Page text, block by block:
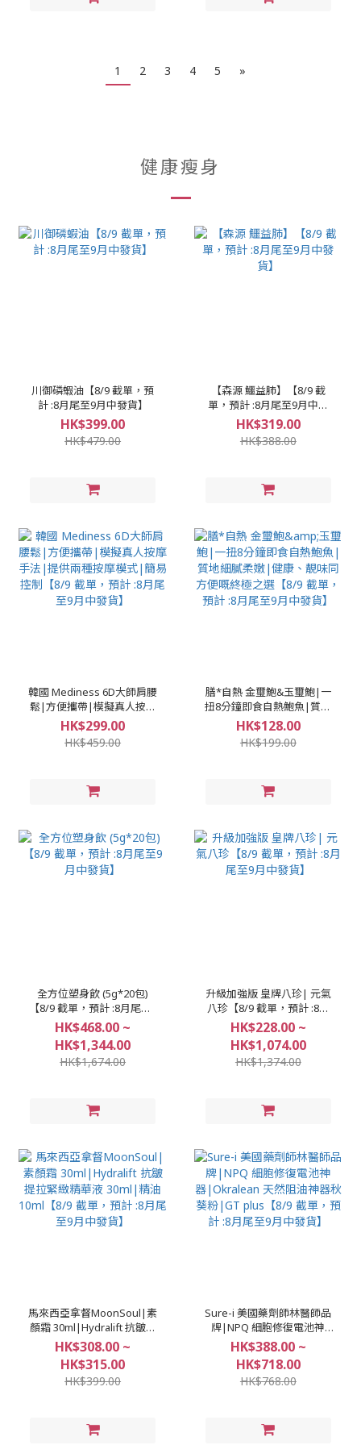
1 2 3 4 5 »
健康瘦身
川御磷蝦油【8/9 截單，預
計 :8月尾至9月中發貨】
HK$399.00
HK$479.00
【森源 鱷益肺】【8/9 截
單，預計 :8月尾至9月中發
貨】
HK$319.00
HK$388.00
韓國 Mediness 6D大師肩腰
鬆|方便攜帶|模擬真人按摩
手法|提供兩種按摩模式|簡
易控制【8/9 截單，預計 :8
月尾至9月中發貨】
HK$299.00
HK$459.00
膳*自熱 金璽鮑&玉璽鮑|一
扭8分鐘即食自熱鮑魚|質地
細膩柔嫩|健康、靚味同方便
嘅終極之選【8/9 截單，預
計 :8月尾至9月中發貨】
HK$128.00
HK$199.00
全方位塑身飲 (5g*20包)
【8/9 截單，預計 :8月尾至9
月中發貨】
HK$468.00 ~
HK$1,344.00
HK$1,674.00
升級加強版 皇牌八珍| 元氣
八珍【8/9 截單，預計 :8月
尾至9月中發貨】
HK$228.00 ~
HK$1,074.00
HK$1,374.00
馬來西亞拿督MoonSoul|素
顏霜 30ml|Hydralift 抗皺提
拉緊緻精華液 30ml|精油
10ml【8/9 截單，預計 :8月
尾至9月中發貨】
HK$308.00 ~
HK$315.00
HK$399.00
Sure-i 美國藥劑師林醫師品
牌|NPQ 細胞修復電池神
器|Okralean 天然阻油神器
秋葵粉|GT plus【8/9 截
單，預計 :8月尾至9月中發
貨】
HK$388.00 ~
HK$718.00
HK$768.00